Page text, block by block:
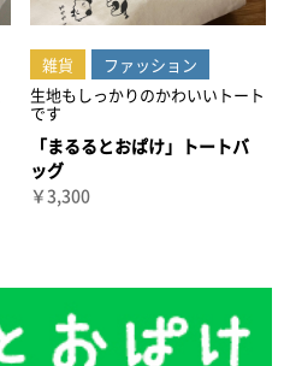
雑貨
ファッション
生地もしっかりのかわいいトート
です
「まるるとおぱけ」トートバ
ッグ
￥3,300